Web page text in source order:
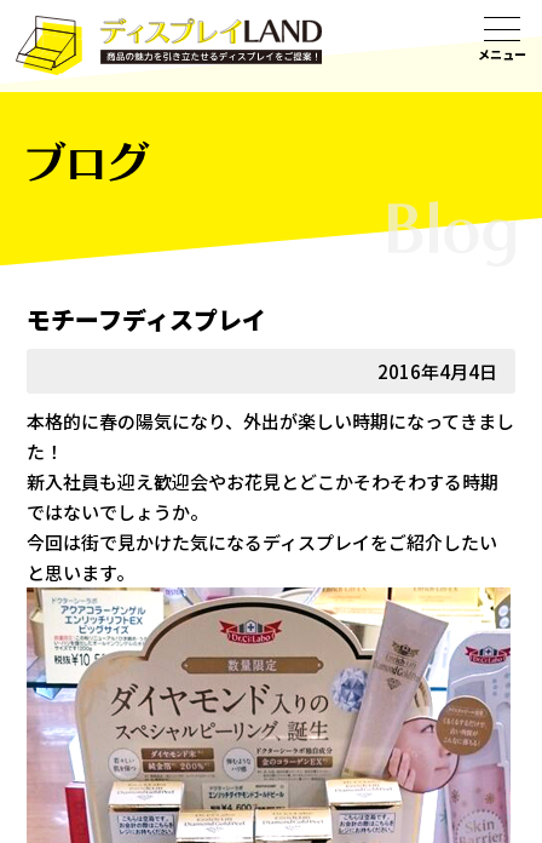
ブログ
モチーフディスプレイ
2016年4月4日
本格的に春の陽気になり、外出が楽しい時期になってきまし
た！
新入社員も迎え歓迎会やお花見とどこかそわそわする時期
ではないでしょうか。
今回は街で見かけた気になるディスプレイをご紹介したい
と思います。